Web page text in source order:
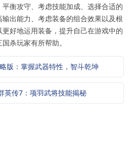
衡攻守、考虑技能加成、选择合适的
出能力、考虑装备的组合效果以及根
好地运用装备，提升自己在游戏中的
杀玩家有所帮助。
版：掌握武器特性，智斗乾坤
英传7：项羽武将技能揭秘